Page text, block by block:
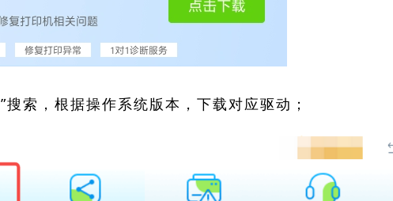
”搜索，根据操作系统版本，下载对应驱动；